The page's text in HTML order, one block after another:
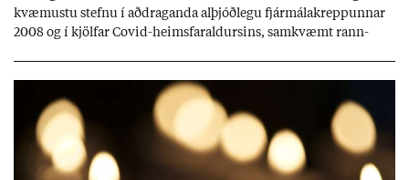
kvæm­ustu stefnu í að­drag­anda al­þjóð­legu fjár­málakrepp­unn­ar
2008 og í kjöl­far Covid-heims­far­ald­urs­ins, sam­kvæmt rann­